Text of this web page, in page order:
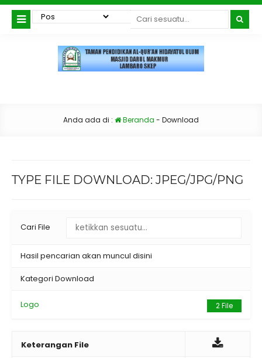
Anda ada di : Beranda - Download
TYPE FILE DOWNLOAD: JPEG/JPG/PNG
Cari File
Hasil pencarian akan muncul disini
Kategori Download
Logo 2 File
Keterangan File